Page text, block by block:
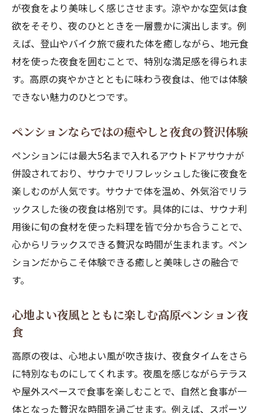
が夜食をより美味しく感じさせます。涼やかな空気は食
欲をそそり、夜のひとときを一層豊かに演出します。例
えば、登山やバイク旅で疲れた体を癒しながら、地元食
材を使った夜食を囲むことで、特別な満足感を得られま
す。高原の爽やかさとともに味わう夜食は、他では体験
できない魅力のひとつです。
ペンションならではの癒やしと夜食の贅沢体験
ペンションには最大5名まで入れるアウトドアサウナが
併設されており、サウナでリフレッシュした後に夜食を
楽しむのが人気です。サウナで体を温め、外気浴でリラ
ックスした後の夜食は格別です。具体的には、サウナ利
用後に旬の食材を使った料理を皆で分かち合うことで、
心からリラックスできる贅沢な時間が生まれます。ペン
ションだからこそ体験できる癒しと美味しさの融合で
す。
心地よい夜風とともに楽しむ高原ペンション夜
食
高原の夜は、心地よい風が吹き抜け、夜食タイムをさら
に特別なものにしてくれます。夜風を感じながらテラス
や屋外スペースで食事を楽しむことで、自然と食事が一
体となった贅沢な時間を過ごせます。例えば、スポーツ